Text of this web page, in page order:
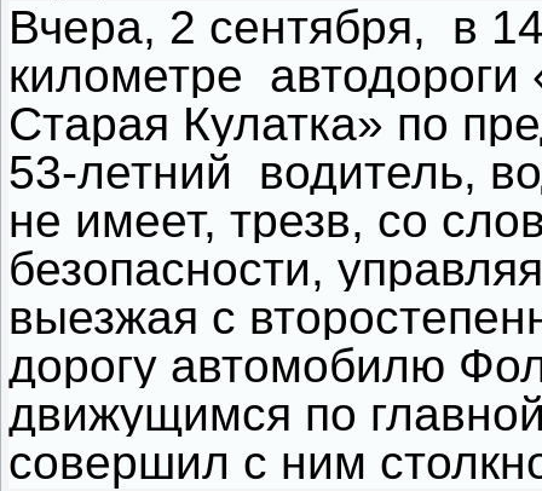
Вчера, 2 сентября, в
километре
Старая Кулатка» по
53-летний водитель,
не имеет, трезв, со
безопасности,
выезжая с
дорогу автомобилю
движущимся по
совершил с ним